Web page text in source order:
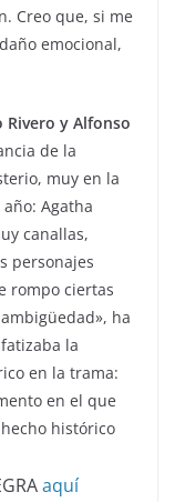
Creo que, si me
emocional,
Rivero y Alfonso
de la
muy en la
Agatha
canallas,
personajes
rompo ciertas
ha
la
en la trama:
en el que
histórico
aquí